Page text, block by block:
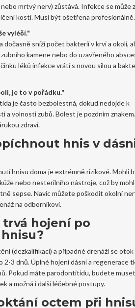
mrtvý nerv) zůstává. Infekce se může
kosti. Musí být ošetřena profesionálně.
vyléčí."
sníží počet bakterií v krvi a okolí,
kamene nebo do uzavřeného
léků infekce vrátí s novou silou a
je to v pořádku."
je často bezbolestná, dokud nedojde k
a volnosti zubů. Bolest je pozdním znakem.
zdraví.
hnis v
hnisu doma je extrémně rizikové. Mohli
nebo nesterilního nástroje, což by
sepse. Navíc můžete poškodit okolní
na odborníkovi.
hojení po
(dezkalifikaci) a případné drenáži se otok
2-3 dnů. Úplné hojení dásní a regenerace
Pokud máte parodontitidu, budete muset
a možná i další léčebné postupy.
octem při